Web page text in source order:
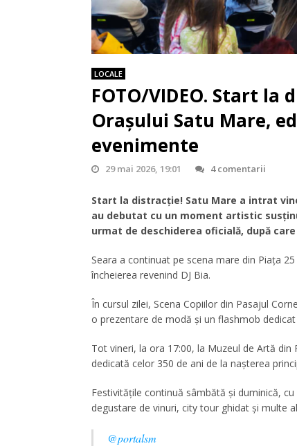
LOCALE
FOTO/VIDEO. Start
Orașului Satu Mare,
evenimente
29 mai 2026, 19:01 4 comentarii
Start la distracție! Satu Mare a intrat
au debutat cu un moment artistic
urmat de deschiderea oficială, după
Seara a continuat pe scena mare din Piața
încheierea revenind DJ Bia.
În cursul zilei, Scena Copiilor din Pasajul
o prezentare de modă și un flashmob dedicat
Tot vineri, la ora 17:00, la Muzeul de Artă
dedicată celor 350 de ani de la nașterea
Festivitățile continuă sâmbătă și duminică,
degustare de vinuri, city tour ghidat și multe
@portalsm